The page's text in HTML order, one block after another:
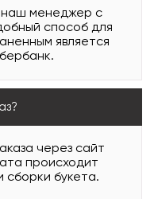
наш менеджер с
способ для
является
через сайт
происходит
сборки букета.